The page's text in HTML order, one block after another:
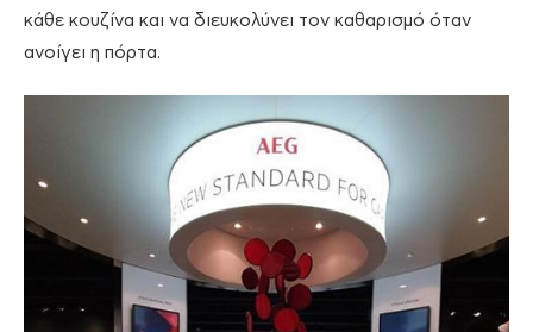
κάθε κουζίνα και να διευκολύνει τον καθαρισμό όταν
ανοίγει η πόρτα.